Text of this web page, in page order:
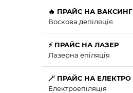
🔥 ПРАЙС НА ВАКСИНГ
Воскова депіляція
⚡ ПРАЙС НА ЛАЗЕР
Лазерна епіляція
🪄 ПРАЙС НА ЕЛЕКТРО
Електроепіляція